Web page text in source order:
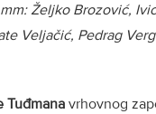
Željko Brozović,
Veljačić, Pedrag
Tuđmana vrhovnog